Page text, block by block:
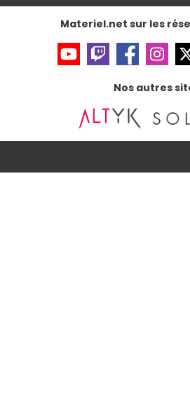
Accessibilité : non conforme
Materiel.net sur les
Nos autres